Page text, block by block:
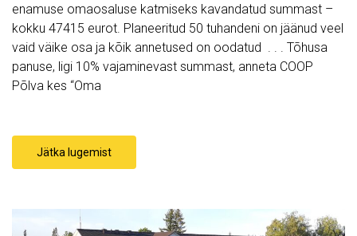
enamuse omaosaluse katmiseks kavandatud summast –
kokku 47415 eurot. Planeeritud 50 tuhandeni on jäänud veel
vaid väike osa ja kõik annetused on oodatud . . . Tõhusa
panuse, ligi 10% vajaminevast summast, anneta COOP
Põlva kes “Oma
Jätka lugemist